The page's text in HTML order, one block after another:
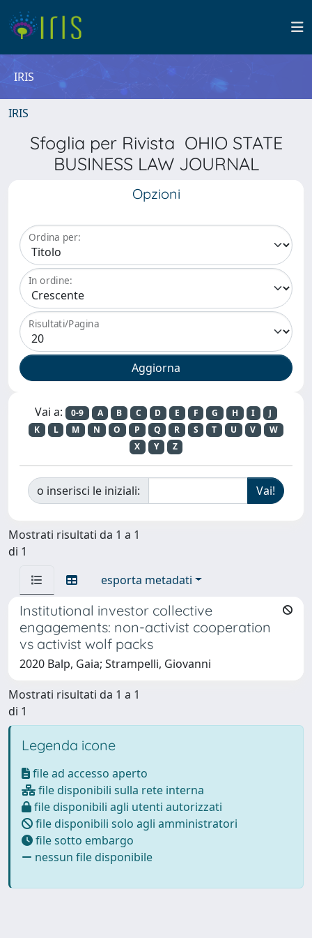
IRIS
IRIS
Sfoglia per Rivista OHIO STATE
BUSINESS LAW JOURNAL
Opzioni
Ordina per:
In ordine:
Risultati/Pagina
Vai a: 0-9 A B C D E F G H I
J
K
L M N O P Q R S T U V
W
X
Y Z
o inserisci le iniziali:
Mostrati risultati da 1 a 1
di 1
esporta metadati
Institutional investor collective
engagements: non-activist cooperation
vs activist wolf packs
2020 Balp, Gaia; Strampelli, Giovanni
Mostrati risultati da 1 a 1
di 1
Legenda icone
file ad accesso aperto
file disponibili sulla rete interna
file disponibili agli utenti autorizzati
file disponibili solo agli amministratori
file sotto embargo
nessun file disponibile